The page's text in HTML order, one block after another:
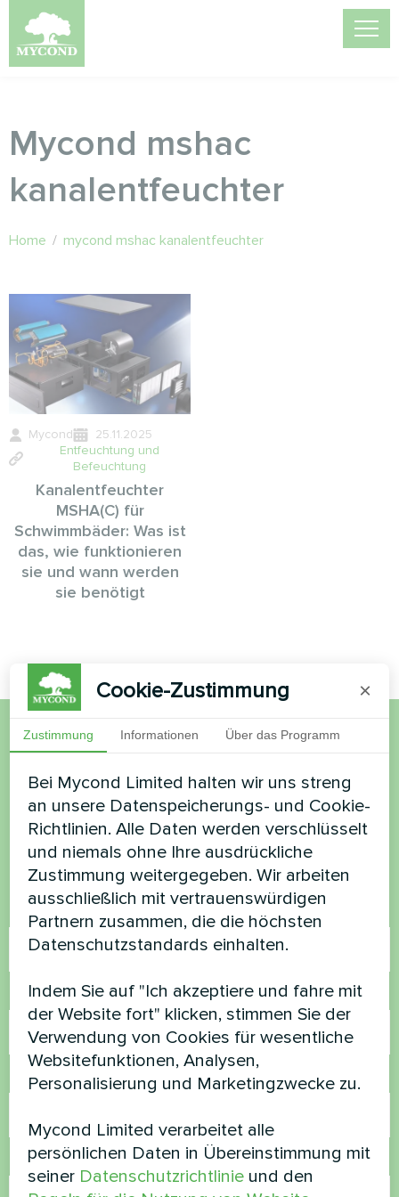
Mycond mshac
kanalentfeuchter
Home / mycond mshac kanalentfeuchter
Mycond
25.11.2025
Entfeuchtung und
Befeuchtung
Kanalentfeuchter
MSHA(C) für
Schwimmbäder: Was ist
das, wie funktionieren
sie und wann werden
sie benötigt
Möchten Sie kaufen oder
haben Sie Fragen?
Kontaktieren Sie uns und wir werden Ihnen
helfen
Name
Rufnummer
E-Mail
Kommentar
Cookie-Zustimmung ×
Zustimmung Informationen Über das Programm
Bei Mycond Limited halten wir uns streng
an unsere Datenspeicherungs- und Cookie-
Richtlinien. Alle Daten werden verschlüsselt
und niemals ohne Ihre ausdrückliche
Zustimmung weitergegeben. Wir arbeiten
ausschließlich mit vertrauenswürdigen
Partnern zusammen, die die höchsten
Datenschutzstandards einhalten.
Indem Sie auf "Ich akzeptiere und fahre mit
der Website fort" klicken, stimmen Sie der
Verwendung von Cookies für wesentliche
Websitefunktionen, Analysen,
Personalisierung und Marketingzwecke zu.
Mycond Limited verarbeitet alle
persönlichen Daten in Übereinstimmung mit
seiner Datenschutzrichtlinie und den